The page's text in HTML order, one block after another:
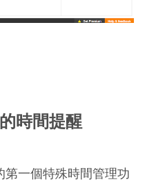
的時間提醒
第一個特殊時間管理功